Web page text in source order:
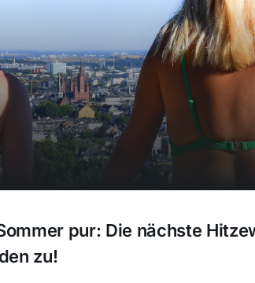
pur: Die nächste
zu!